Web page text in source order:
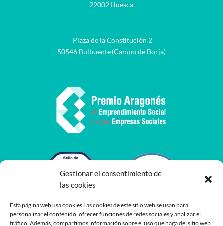
Gestionar el consentimiento de
las cookies
Esta página web usa cookies Las cookies de este sitio web se usan para
personalizar el contenido, ofrecer funciones de redes sociales y analizar el
tráfico. Además, compartimos información sobre el uso que haga del sitio web
22002 Huesca
Plaza de la Constitución 2
50546 Bulbuente (Campo de Borja)